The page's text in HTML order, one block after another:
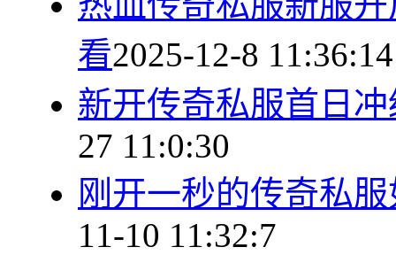
看2025-12-8 11:36:14
新开传奇私服首日
27 11:0:30
刚开一秒的传奇私
11-10 11:32:7